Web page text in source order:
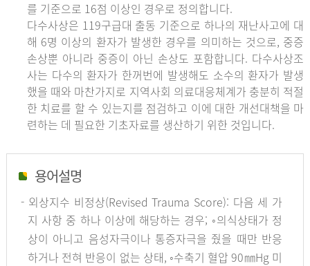
를 기준으로 16점 이상인 경우로 정의합니다.
다수사상은 119구급대 출동 기준으로 하나의 재난사고에 대
해 6명 이상의 환자가 발생한 경우를 의미하는 것으로, 중증
손상뿐 아니라 중증이 아닌 손상도 포함합니다. 다수사상조
사는 다수의 환자가 한꺼번에 발생해도 소수의 환자가 발생
했을 때와 마찬가지로 지역사회 의료대응체계가 충분히 적절
한 치료를 할 수 있는지를 점검하고 이에 대한 개선대책을 마
련하는 데 필요한 기초자료를 생산하기 위한 것입니다.
용어설명
- 외상지수 비정상(Revised Trauma Score): 다음 세 가
지 사항 중 하나 이상에 해당하는 경우; ◦의식상태가 정
상이 아니고 음성자극이나 통증자극을 줬을 때만 반응
하거나 전혀 반응이 없는 상태, ◦수축기 혈압 90㎜Hg 미